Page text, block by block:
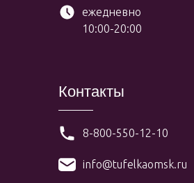
ежедневно
10:00-20:00
Контакты
8-800-550-12-10
info@tufelkaomsk.ru